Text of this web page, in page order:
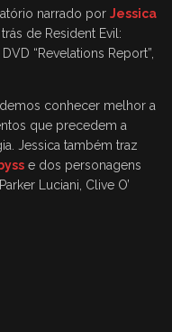
narrado por Jessica
de Resident Evil:
“Revelations Report”,
conhecer melhor a
que precedem a
Jessica também traz
e dos personagens
Luciani, Clive O’